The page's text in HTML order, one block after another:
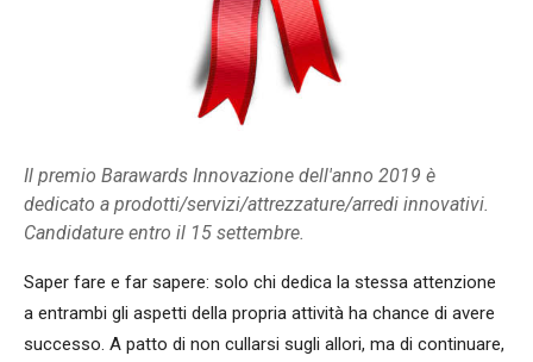
Il premio Barawards Innovazione dell'anno 2019 è
dedicato a prodotti/servizi/attrezzature/arredi innovativi.
Candidature entro il 15 settembre.
Saper fare e far sapere: solo chi dedica la stessa attenzione
a entrambi gli aspetti della propria attività ha chance di avere
successo. A patto di non cullarsi sugli allori, ma di continuare,